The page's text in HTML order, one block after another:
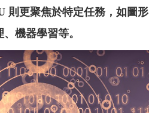
則更聚焦於特定任務，如圖形
機器學習等。